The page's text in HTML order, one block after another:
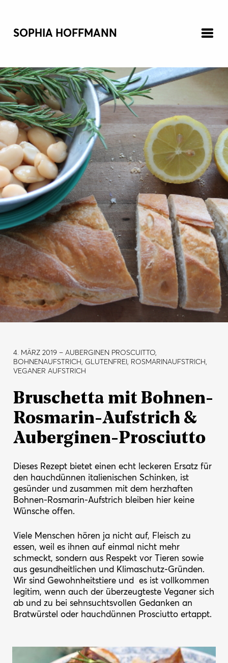
SOPHIA HOFFMANN
4. MÄRZ 2019– AUBERGINEN PROSCUITTO,
BOHNENAUFSTRICH, GLUTENFREI, ROSMARINAUFSTRICH,
VEGANER AUFSTRICH
Bruschetta mit Bohnen-
Rosmarin-Aufstrich &
Auberginen-Prosciutto
Dieses Rezept bietet einen echt leckeren Ersatz für
den hauchdünnen italienischen Schinken, ist
gesünder und zusammen mit dem herzhaften
Bohnen-Rosmarin-Aufstrich bleiben hier keine
Wünsche offen.
Viele Menschen hören ja nicht auf, Fleisch zu
essen, weil es ihnen auf einmal nicht mehr
schmeckt, sondern aus Respekt vor Tieren sowie
aus gesundheitlichen und Klimaschutz-Gründen.
Wir sind Gewohnheitstiere und es ist vollkommen
legitim, wenn auch der überzeugteste Veganer sich
ab und zu bei sehnsuchtsvollen Gedanken an
Bratwürstel oder hauchdünnen Prosciutto ertappt.